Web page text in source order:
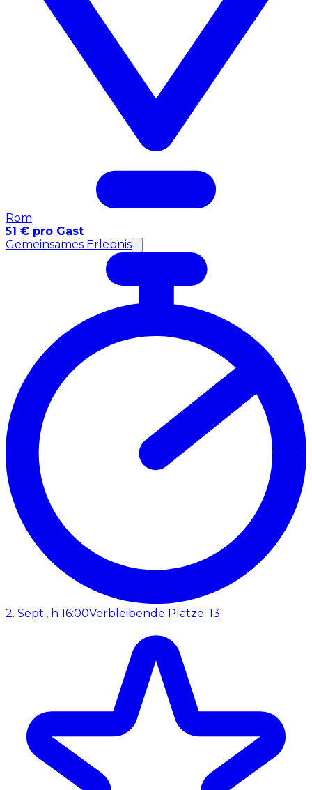
Rom
51 € pro Gast
Gemeinsames Erlebnis
2. Sept., h 16:00Verbleibende Plätze: 13